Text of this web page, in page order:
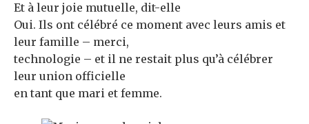
Et à leur joie mutuelle, dit-elle
Oui. Ils ont célébré ce moment avec leurs amis et
leur famille – merci,
technologie – et il ne restait plus qu’à célébrer
leur union officielle
en tant que mari et femme.